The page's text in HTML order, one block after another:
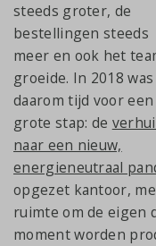
steeds groter, de
bestellingen steeds
meer en ook het
groeide. In 2018
daarom tijd voor een
grote stap: de
naar een nieuw,
energieneutraal
opgezet kantoor,
ruimte om de eigen
moment worden